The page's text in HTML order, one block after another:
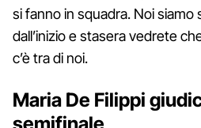
si fanno in squadra. Noi siamo
dall’inizio e stasera vedrete
c’è tra di noi.
Maria De Filippi